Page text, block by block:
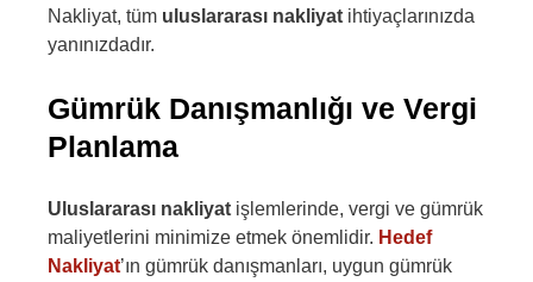
Nakliyat, tüm uluslararası nakliyat ihtiyaçlarınızda
yanınızdadır.
Gümrük Danışmanlığı ve Vergi
Planlama
Uluslararası nakliyat işlemlerinde, vergi ve gümrük
maliyetlerini minimize etmek önemlidir. Hedef
Nakliyat’ın gümrük danışmanları, uygun gümrük